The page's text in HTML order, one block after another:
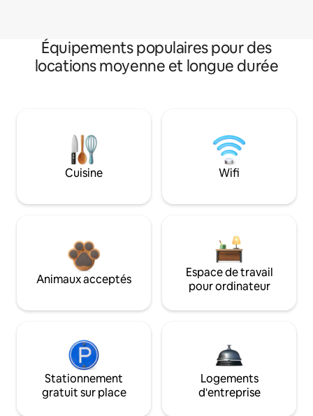
Équipements populaires pour des
locations moyenne et longue durée
Cuisine Wifi
Animaux acceptés
Espace de travail
pour ordinateur
Stationnement
gratuit sur place
Logements
d'entreprise